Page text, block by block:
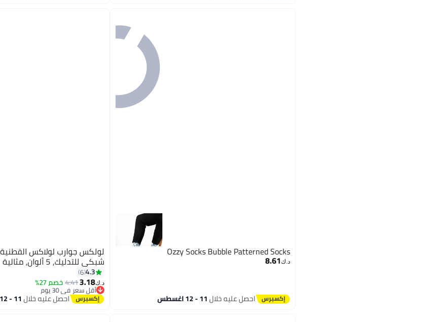
Ozzy Socks Bubble Patterned Socks
د.ك‏8.61
احصل عليه خلال11 - 12 اغسطس
لولكس جوارب لولاكس
شبكي للتدليك، 5 ألوان، مثالية للنساء
4.3
6
د.ك‏3.18
4.41خصم 27%
أقل سعر في 30 يوم
أقل سعر في 30 يوماحصل عليه خلال11 - 12 اغسطس